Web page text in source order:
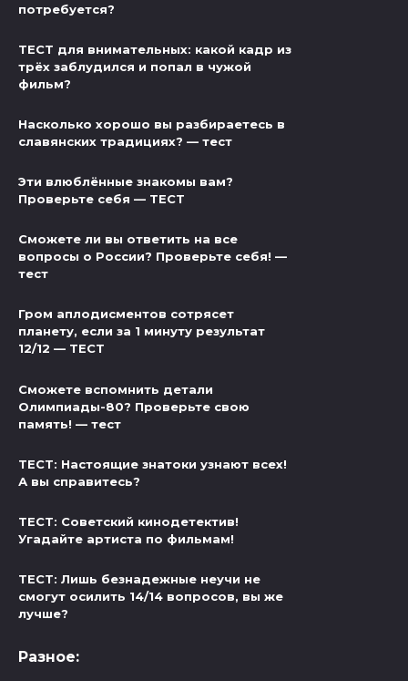
потребуется?
ТЕСТ для внимательных: какой кадр из
трёх заблудился и попал в чужой
фильм?
Насколько хорошо вы разбираетесь в
славянских традициях? — тест
Эти влюблённые знакомы вам?
Проверьте себя — ТЕСТ
Сможете ли вы ответить на все
вопросы о России? Проверьте себя! —
тест
Гром аплодисментов сотрясет
планету, если за 1 минуту результат
12/12 — ТЕСТ
Сможете вспомнить детали
Олимпиады-80? Проверьте свою
память! — тест
ТЕСТ: Настоящие знатоки узнают всех!
А вы справитесь?
ТЕСТ: Советский кинодетектив!
Угадайте артиста по фильмам!
ТЕСТ: Лишь безнадежные неучи не
смогут осилить 14/14 вопросов, вы же
лучше?
Разное: